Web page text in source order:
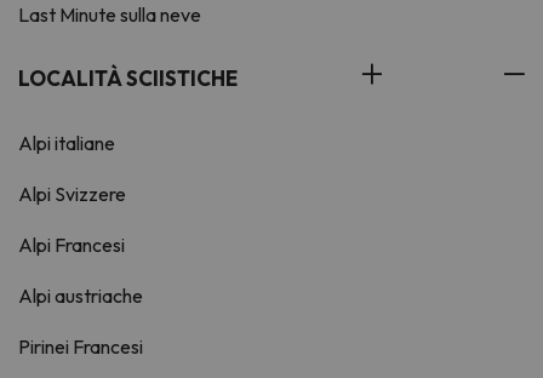
Last Minute sulla neve
LOCALITÀ SCIISTICHE
Alpi italiane
Alpi Svizzere
Alpi Francesi
Alpi austriache
Pirinei Francesi